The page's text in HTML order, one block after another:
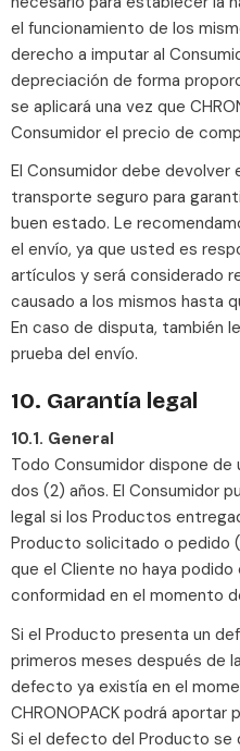
el funcionamiento de los
derecho a imputar al
depreciación de forma
se aplicará una vez que
Consumidor el precio de
El Consumidor debe devolver
transporte seguro para
buen estado. Le
el envío, ya que usted es
artículos y será considerado
causado a los mismos hasta
En caso de disputa, también
prueba del envío.
10. Garantía legal
10.1. General
Todo Consumidor dispone
dos (2) años. El Consumidor
legal si los Productos
Producto solicitado o pedido
que el Cliente no haya
conformidad en el momento
Si el Producto presenta un
primeros meses después de
defecto ya existía en el
CHRONOPACK podrá aportar
Si el defecto del Producto